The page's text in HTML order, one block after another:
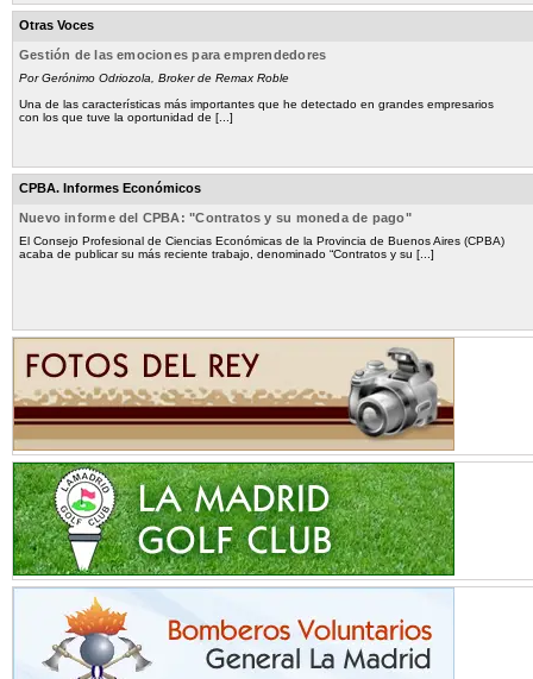
Otras Voces
Gestión de las emociones para emprendedores
Por Gerónimo Odriozola, Broker de Remax Roble
Una de las características más importantes que he detectado en grandes empresarios
con los que tuve la oportunidad de [...]
CPBA. Informes Económicos
Nuevo informe del CPBA: "Contratos y su moneda de pago"
El Consejo Profesional de Ciencias Económicas de la Provincia de Buenos Aires (CPBA)
acaba de publicar su más reciente trabajo, denominado “Contratos y su [...]